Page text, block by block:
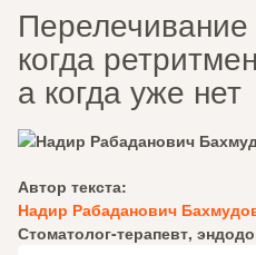
когда
а когда уже нет
Автор текста:
Надир Рабаданович
Стоматолог-терапевт,